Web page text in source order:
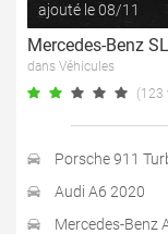
ajouté le 08/11
Mercedes-Benz
dans Véhicules
(123
Porsche 911
Audi A6 2020
Mercedes-Benz